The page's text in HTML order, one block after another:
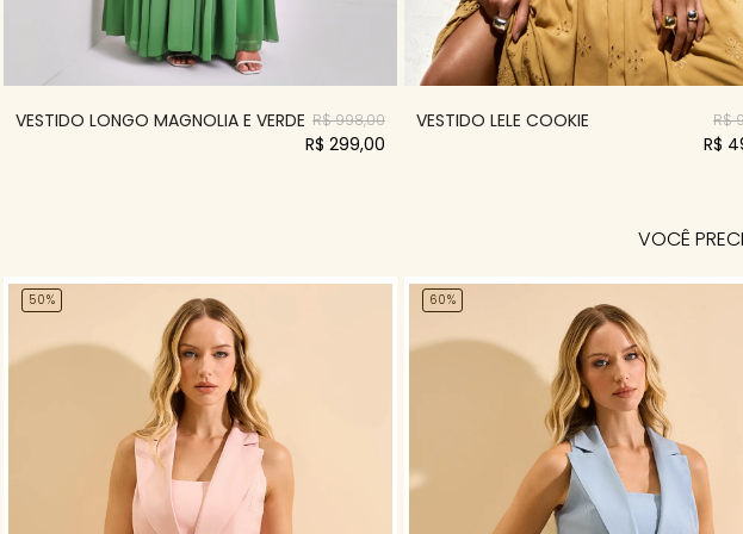
VESTIDO LONGO MAGNOLIA E VERDE R$ 998,00
R$ 299,00
VESTIDO LELE COOKIE R$
R$
VOCÊ
50% 60%